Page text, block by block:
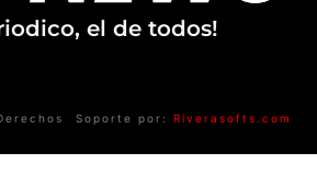
el de todos!
Soporte por: Riverasofts.com